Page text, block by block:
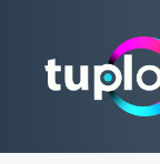
conteúdo